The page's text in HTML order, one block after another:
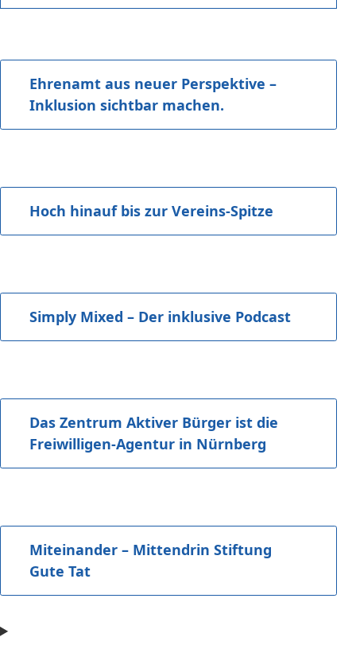
Ehrenamt aus neuer Perspektive –
Inklusion sichtbar machen.
Hoch hinauf bis zur Vereins-Spitze
Simply Mixed – Der inklusive Podcast
Das Zentrum Aktiver Bürger ist die
Freiwilligen-Agentur in Nürnberg
Miteinander – Mittendrin Stiftung
Gute Tat